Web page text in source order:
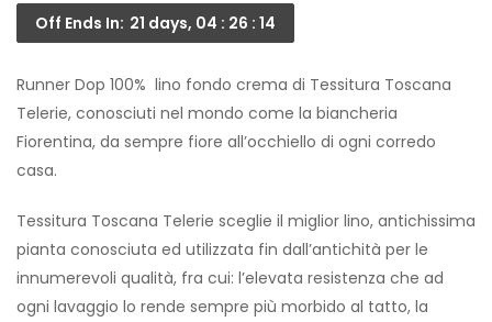
Off Ends In: 21 days, 04 : 26 : 14
Runner Dop 100% lino fondo crema di Tessitura Toscana
Telerie, conosciuti nel mondo come la biancheria
Fiorentina, da sempre fiore all’occhiello di ogni corredo
casa.
Tessitura Toscana Telerie sceglie il miglior lino, antichissima
pianta conosciuta ed utilizzata fin dall’antichità per le
innumerevoli qualità, fra cui: l’elevata resistenza che ad
ogni lavaggio lo rende sempre più morbido al tatto, la